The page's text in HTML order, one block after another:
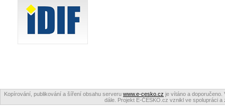
Kopírování, publikování a šíření obsahu serveru www.e-cesko.cz je vítáno a doporučeno.
dále. Projekt E-ČESKO.cz vznikl ve spolupráci